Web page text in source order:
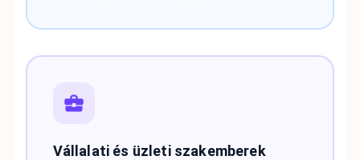
Vállalati és üzleti szakemberek